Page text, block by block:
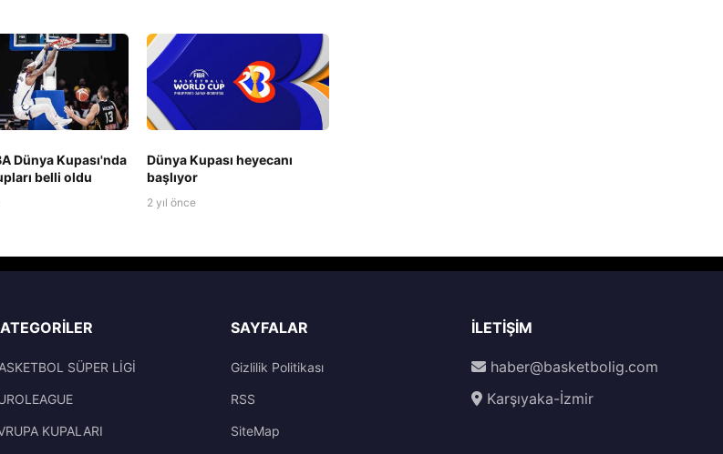
Dünya Kupası'nda
belli oldu
Dünya Kupası heyecanı
başlıyor
2 yıl önce
SÜPER LİGİ
KUPALARI
SAYFALAR
Gizlilik Politikası
RSS
SiteMap
İLETIŞIM
haber@basketbolig.com
Karşıyaka-İzmir